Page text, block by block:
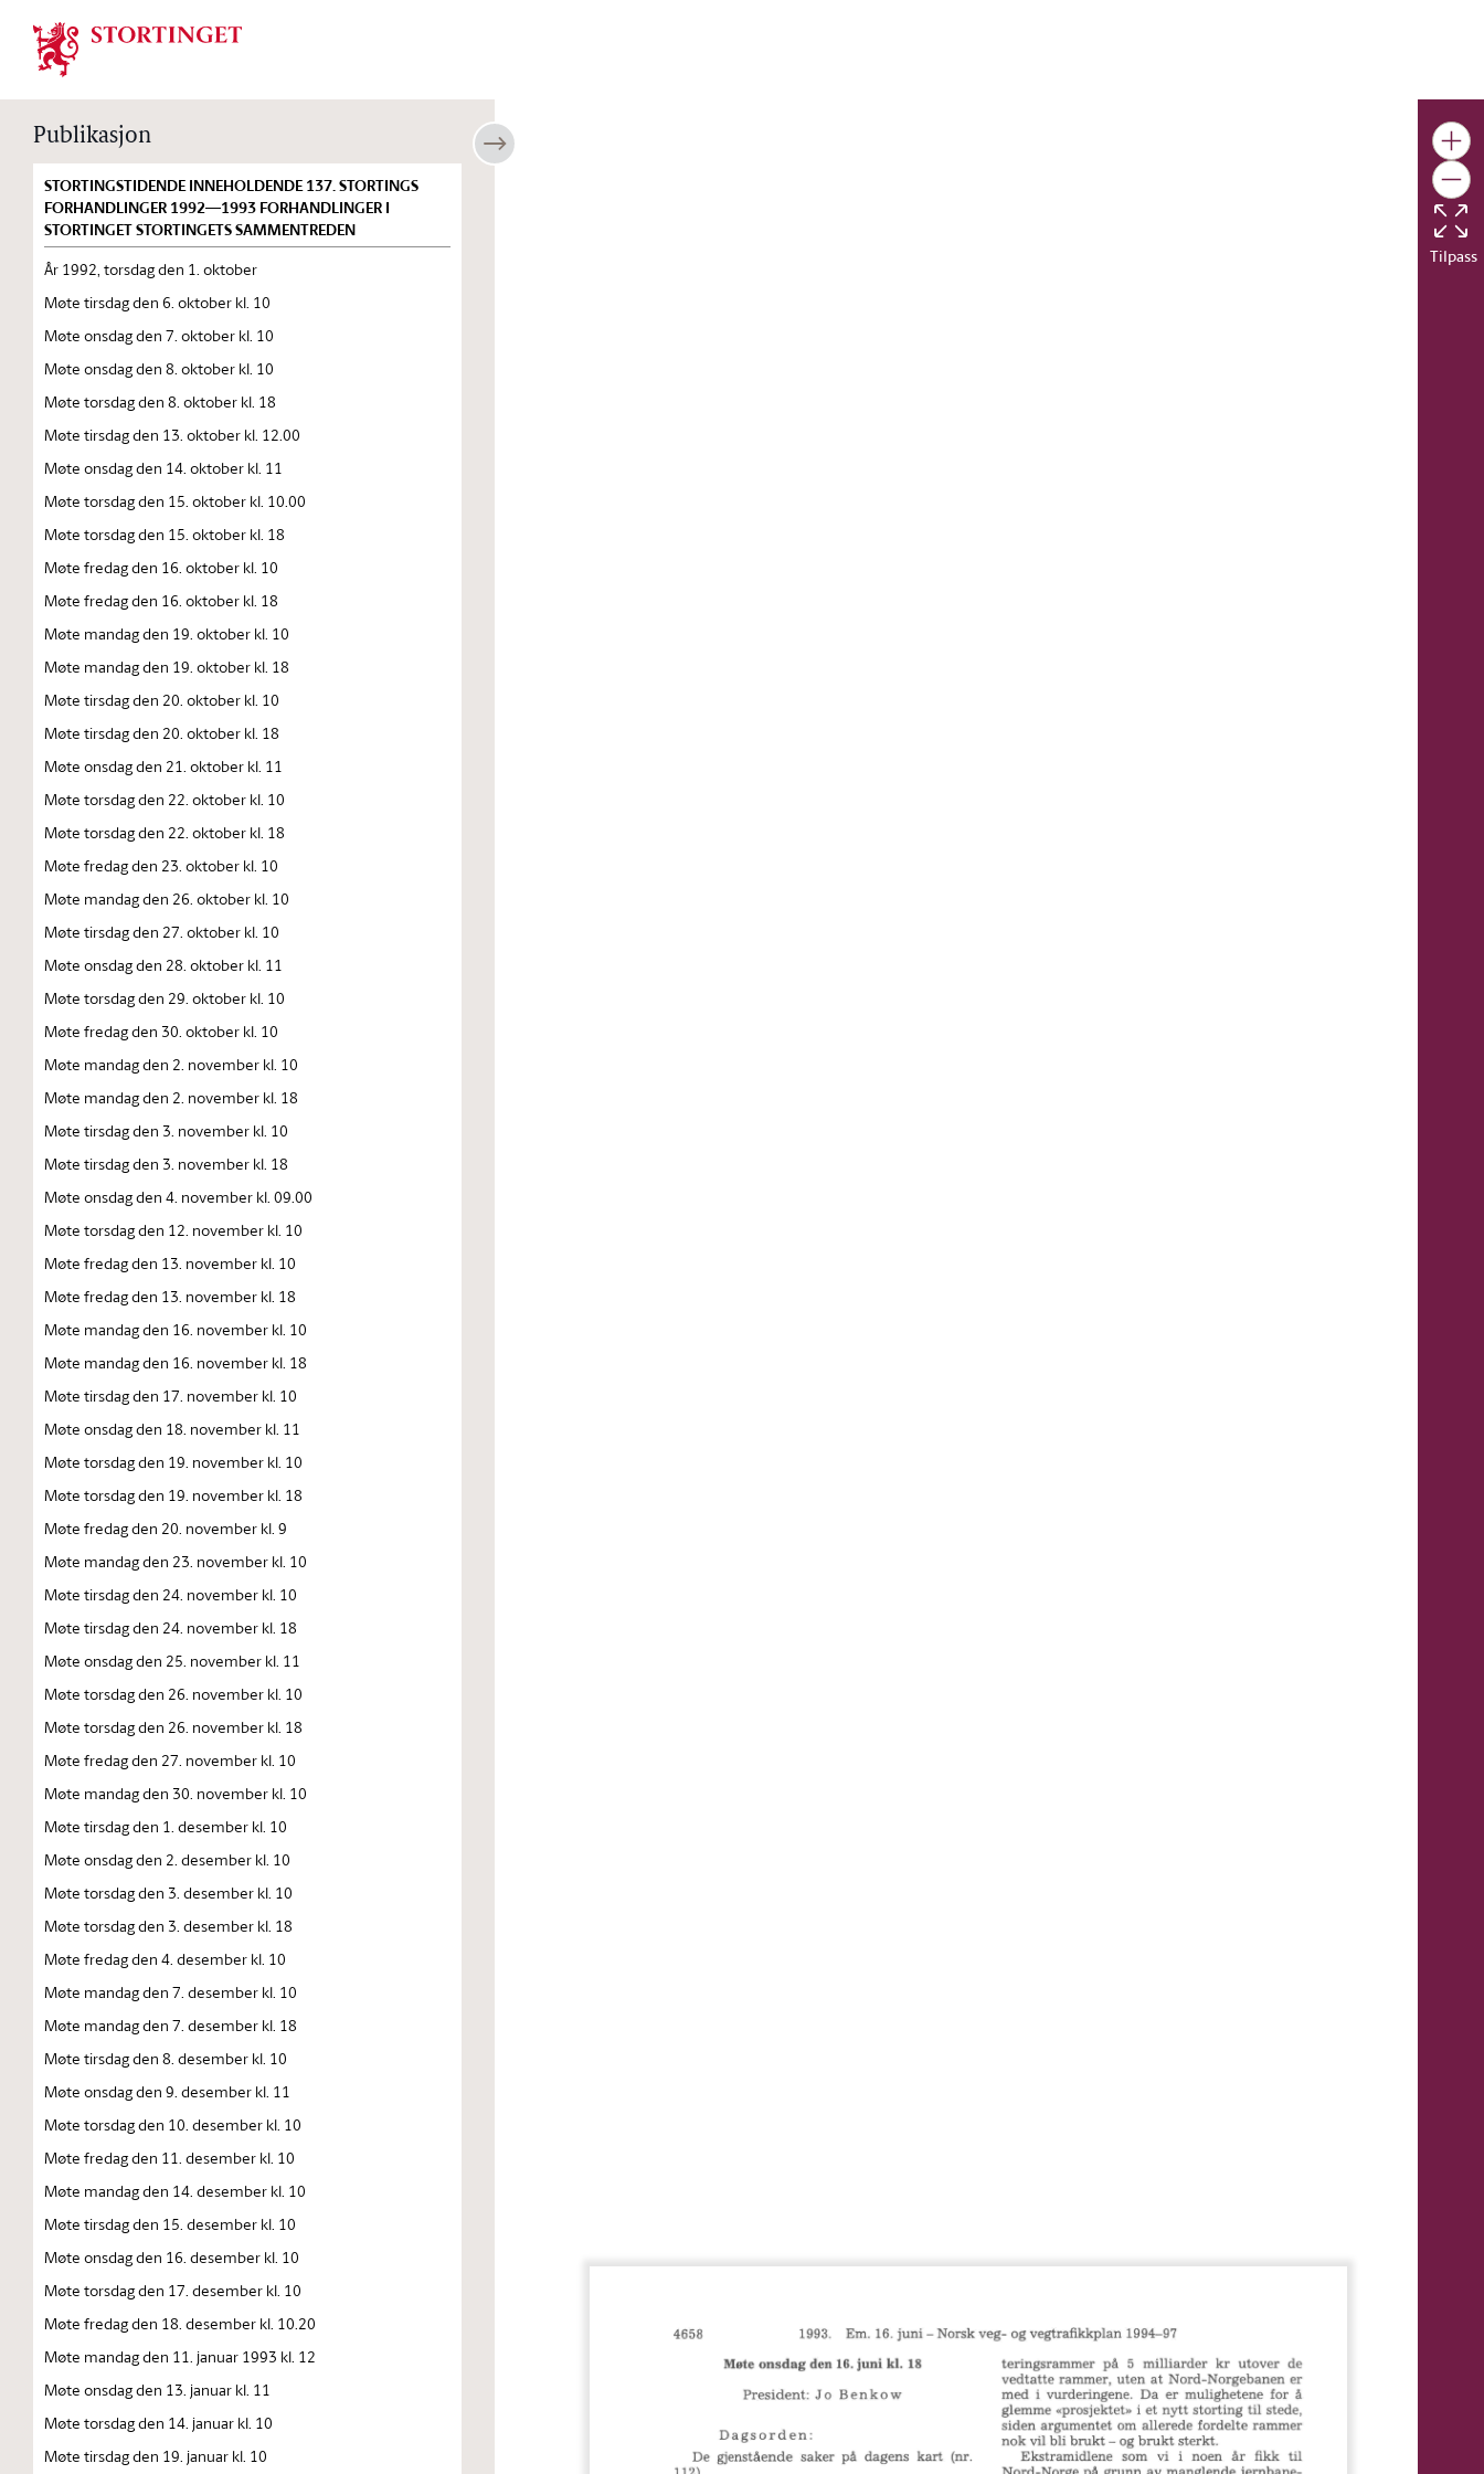
Stortinget.no
Publikasjon
STORTINGSTIDENDE INNEHOLDENDE 137. STORTINGS
FORHANDLINGER 1992—1993 FORHANDLINGER I
STORTINGET STORTINGETS SAMMENTREDEN
År 1992, torsdag den 1. oktober
Møte tirsdag den 6. oktober kl. 10
Møte onsdag den 7. oktober kl. 10
Møte onsdag den 8. oktober kl. 10
Møte torsdag den 8. oktober kl. 18
Møte tirsdag den 13. oktober kl. 12.00
Møte onsdag den 14. oktober kl. 11
Møte torsdag den 15. oktober kl. 10.00
Møte torsdag den 15. oktober kl. 18
Møte fredag den 16. oktober kl. 10
Møte fredag den 16. oktober kl. 18
Møte mandag den 19. oktober kl. 10
Møte mandag den 19. oktober kl. 18
Møte tirsdag den 20. oktober kl. 10
Møte tirsdag den 20. oktober kl. 18
Møte onsdag den 21. oktober kl. 11
Møte torsdag den 22. oktober kl. 10
Møte torsdag den 22. oktober kl. 18
Møte fredag den 23. oktober kl. 10
Møte mandag den 26. oktober kl. 10
Møte tirsdag den 27. oktober kl. 10
Møte onsdag den 28. oktober kl. 11
Møte torsdag den 29. oktober kl. 10
Møte fredag den 30. oktober kl. 10
Møte mandag den 2. november kl. 10
Møte mandag den 2. november kl. 18
Møte tirsdag den 3. november kl. 10
Møte tirsdag den 3. november kl. 18
Møte onsdag den 4. november kl. 09.00
Møte torsdag den 12. november kl. 10
Møte fredag den 13. november kl. 10
Møte fredag den 13. november kl. 18
Møte mandag den 16. november kl. 10
Møte mandag den 16. november kl. 18
Møte tirsdag den 17. november kl. 10
Møte onsdag den 18. november kl. 11
Møte torsdag den 19. november kl. 10
Møte torsdag den 19. november kl. 18
Møte fredag den 20. november kl. 9
Møte mandag den 23. november kl. 10
Møte tirsdag den 24. november kl. 10
Møte tirsdag den 24. november kl. 18
Møte onsdag den 25. november kl. 11
Møte torsdag den 26. november kl. 10
Møte torsdag den 26. november kl. 18
Møte fredag den 27. november kl. 10
Møte mandag den 30. november kl. 10
Møte tirsdag den 1. desember kl. 10
Møte onsdag den 2. desember kl. 10
Møte torsdag den 3. desember kl. 10
Møte torsdag den 3. desember kl. 18
Møte fredag den 4. desember kl. 10
Møte mandag den 7. desember kl. 10
Møte mandag den 7. desember kl. 18
Møte tirsdag den 8. desember kl. 10
Møte onsdag den 9. desember kl. 11
Møte torsdag den 10. desember kl. 10
Møte fredag den 11. desember kl. 10
Møte mandag den 14. desember kl. 10
Møte tirsdag den 15. desember kl. 10
Møte onsdag den 16. desember kl. 10
Møte torsdag den 17. desember kl. 10
Møte fredag den 18. desember kl. 10.20
Møte mandag den 11. januar 1993 kl. 12
Møte onsdag den 13. januar kl. 11
Møte torsdag den 14. januar kl. 10
Møte tirsdag den 19. januar kl. 10